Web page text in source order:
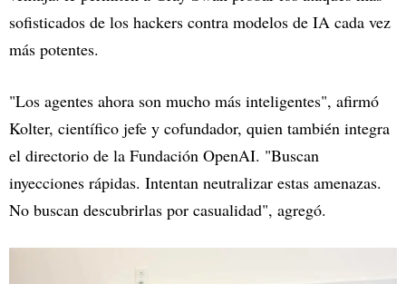
sofisticados de los hackers contra modelos de IA cada vez
más potentes.
"Los agentes ahora son mucho más inteligentes", afirmó
Kolter, científico jefe y cofundador, quien también integra
el directorio de la Fundación OpenAI. "Buscan
inyecciones rápidas. Intentan neutralizar estas amenazas.
No buscan descubrirlas por casualidad", agregó.